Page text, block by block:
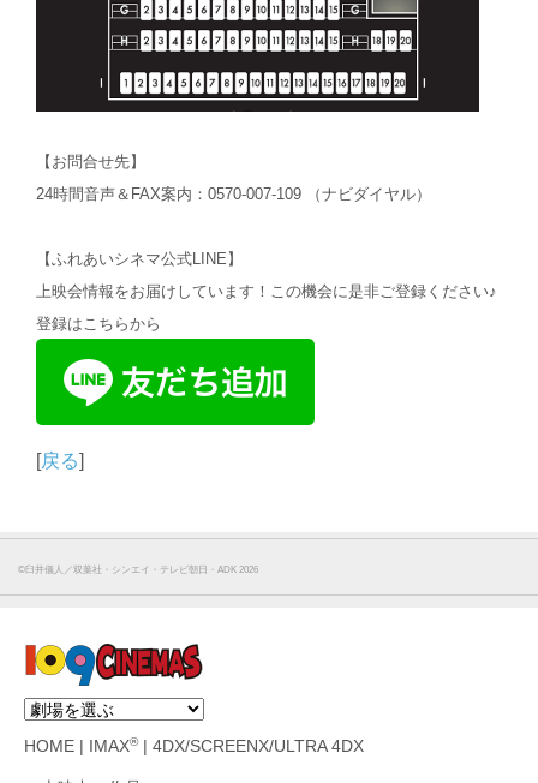
【お問合せ先】
24時間音声＆FAX案内：0570-007-109 （ナビダイヤル）
【ふれあいシネマ公式LINE】
上映会情報をお届けしています！この機会に是非ご登録ください♪
登録はこちらから
[戻る]
©︎臼井儀人／双葉社・シンエイ・テレビ朝日・ADK 2026
HOME | IMAX®| 4DX/SCREENX/ULTRA 4DX